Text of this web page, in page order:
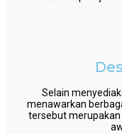
Selain
menawarkan
tersebut merupakan